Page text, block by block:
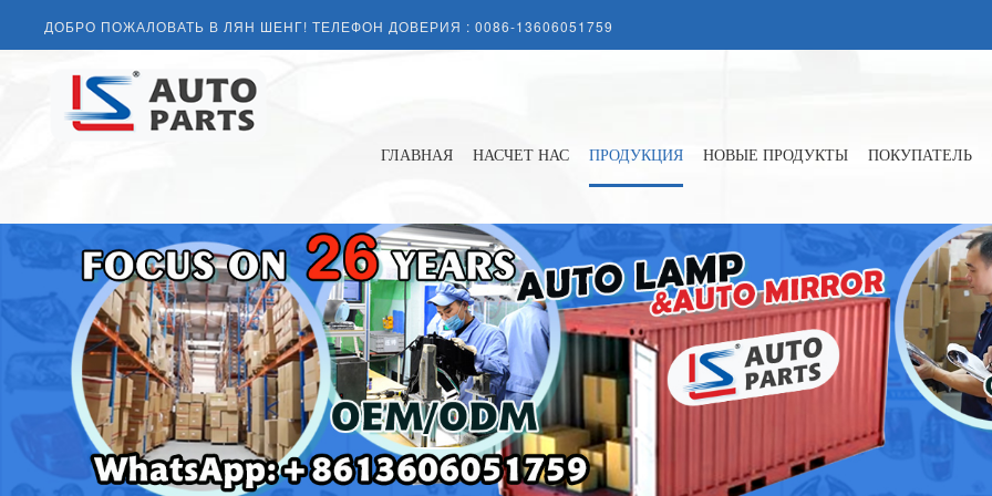
ДОБРО ПОЖАЛОВАТЬ В ЛЯН ШЕНГ! ТЕЛЕФОН ДОВЕРИЯ : 0086-13606051759
ГЛАВНАЯ НАСЧЕТ НАС ПРОДУКЦИЯ НОВЫЕ ПРОДУКТЫ ПОКУПАТЕЛЬ